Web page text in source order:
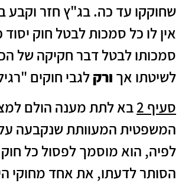
שחוקקו עד כה. בג"ץ חזר וקבע
אין לו כל סמכות לבטל חוק
סמכותו לבטל דבר חקיקה של
לשיטתו אך ורקלגבי חוקים
סעיף 2
בא לתת מענה הולם
המשפטית המעוותת שנקבעה על
לפיה, הוא מוסמך לפסול כל
הסותר לדעתו, את אחד מחוקי